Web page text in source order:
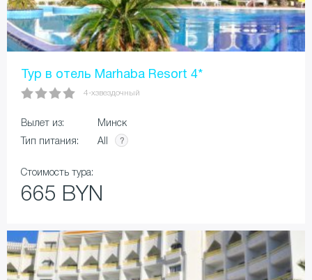
Тур в отель Marhaba Resort 4*
4-хзвездочный
Вылет из:
Минск
Тип питания:
All
Стоимость тура:
665 BYN